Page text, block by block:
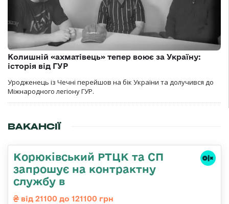
Колишній «ахматівець» тепер воює за Україну:
історія від ГУР
Уродженець із Чечні перейшов на бік України та долучився до
Міжнародного легіону ГУР.
ВАКАНСІЇ
Корюківський РТЦК та СП
запрошує на контрактну
службу в
від 21100 до 121100 грн